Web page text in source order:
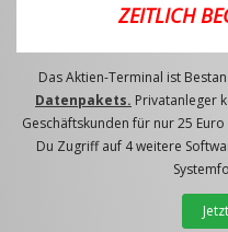
ZEITLICH
Das Aktien-Terminal ist
Datenpakets. Privatanleger
Geschäftskunden für nur 25
Du Zugriff auf 4 weitere